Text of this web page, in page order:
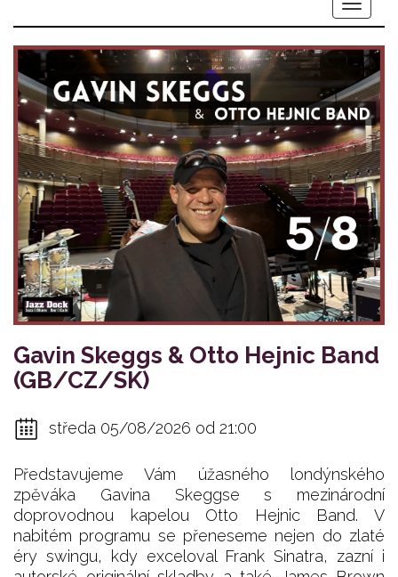
Menu
Gavin Skeggs & Otto Hejnic Band
(GB/CZ/SK)
středa 05/08/2026 od 21:00
Představujeme Vám úžasného londýnského
zpěváka Gavina Skeggse s mezinárodní
doprovodnou kapelou Otto Hejnic Band. V
nabitém programu se přeneseme nejen do zlaté
éry swingu, kdy exceloval Frank Sinatra, zazní i